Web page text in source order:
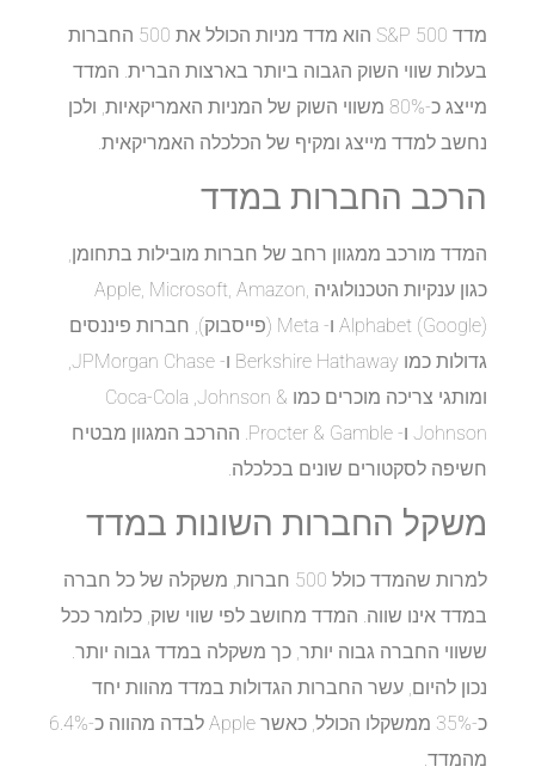
מדד S&P 500 הוא מדד מניות הכולל את 500 החברות
בעלות שווי השוק הגבוה ביותר בארצות הברית. המדד
מייצג כ-80% משווי השוק של המניות האמריקאיות, ולכן
נחשב למדד מייצג ומקיף של הכלכלה האמריקאית.
הרכב החברות במדד
המדד מורכב ממגוון רחב של חברות מובילות בתחומן,
כגון ענקיות הטכנולוגיה Apple, Microsoft, Amazon,
Alphabet (Google) ו- Meta (פייסבוק), חברות פיננסים
גדולות כמו Berkshire Hathaway ו- JPMorgan Chase,
ומותגי צריכה מוכרים כמו Coca-Cola ,Johnson &
Johnson ו- Procter & Gamble. ההרכב המגוון מבטיח
חשיפה לסקטורים שונים בכלכלה.
משקל החברות השונות במדד
למרות שהמדד כולל 500 חברות, משקלה של כל חברה
במדד אינו שווה. המדד מחושב לפי שווי שוק, כלומר ככל
ששווי החברה גבוה יותר, כך משקלה במדד גבוה יותר.
נכון להיום, עשר החברות הגדולות במדד מהוות יחד
כ-35% ממשקלו הכולל, כאשר Apple לבדה מהווה כ-6.4%
מהמדד.